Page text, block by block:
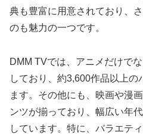
典も豊富に用意されており、
のも魅力の一つです。
DMM TVでは、アニメだけで
しており、約3,600作品以上の
ます。その他にも、映画や漫
ンツが揃っており、幅広い年
しています。特に、バラエテ